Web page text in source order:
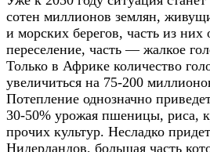
сотен миллионов землян,
и морских берегов, часть из
переселение, часть — жалкое
Только в Африке количество
увеличиться на 75-200
Потепление однозначно
30-50% урожая пшеницы, риса,
прочих культур. Несладко
Нидерландов, большая часть